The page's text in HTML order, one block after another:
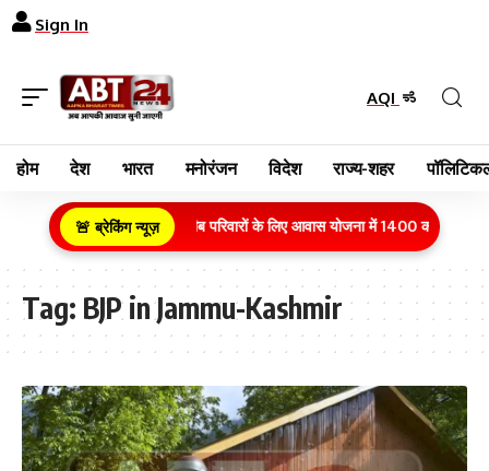
Sign In
AQI
होम देश भारत मनोरंजन विदेश राज्य-शहर
🚨 ब्रेकिंग न्यूज़
ग्रामीण क्षेत्र के गरीब परिवारों के लिए आवास योजना में 1400 करोड़ रुपये
Tag: BJP in Jammu-Kashmir